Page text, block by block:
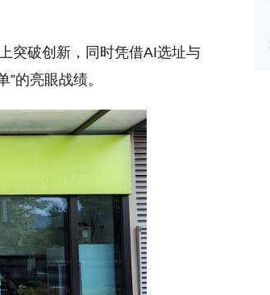
突破创新，同时凭借AI选址与
的亮眼战绩。